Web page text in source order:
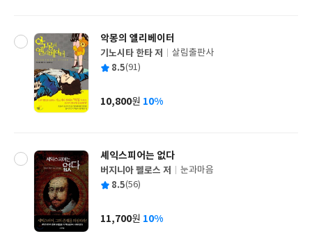
악몽의 엘리베이터
글
쓴
기노시타 한타 저
출
사
살림출판사
평 8.5(91)
가
10,800원 10%
셰익스피어는 없다
글
쓴
버지니아 펠로스 저
출
사
눈과마음
평 8.5(56)
가
11,700원 10%